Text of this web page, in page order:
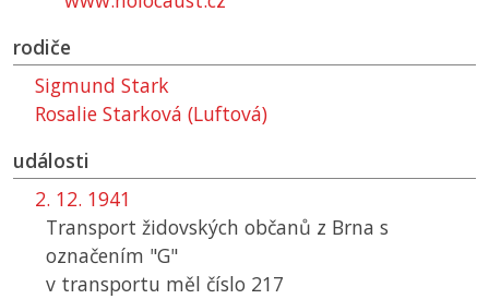
rodiče
Sigmund Stark
Rosalie Starková (Luftová)
události
2. 12. 1941
Transport židovských občanů z Brna s
označením "G"
v transportu měl číslo 217